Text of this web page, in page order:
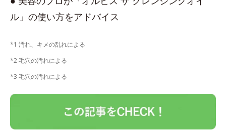
ル」の使い方をアドバイス
*1 汚れ、キメの乱れによる
*2 毛穴の汚れによる
*3 毛穴の汚れによる